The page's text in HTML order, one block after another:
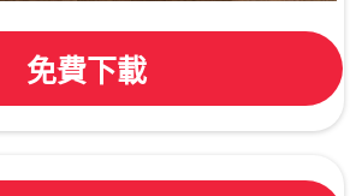
免費下載